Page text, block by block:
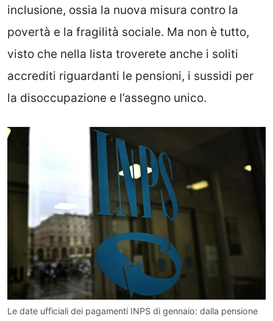
inclusione, ossia la nuova misura contro la
povertà e la fragilità sociale. Ma non è tutto,
visto che nella lista troverete anche i soliti
accrediti riguardanti le pensioni, i sussidi per
la disoccupazione e l’assegno unico.
Le date ufficiali dei pagamenti INPS di gennaio: dalla pensione